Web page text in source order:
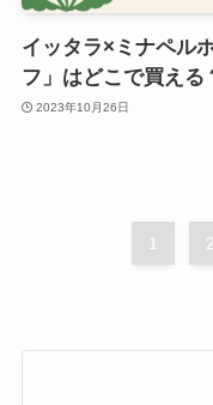
イッタラ×ミナペル
フ」はどこで買える
2023年10月26日
1 2